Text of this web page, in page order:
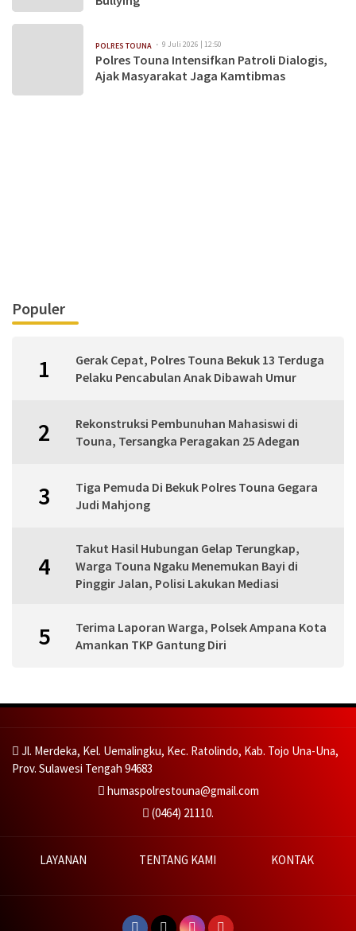
POLRES TOUNA 9 Juli 2026 | 12:50
Polres Touna Intensifkan Patroli Dialogis,
Ajak Masyarakat Jaga Kamtibmas
Populer
1
Gerak Cepat, Polres Touna Bekuk 13 Terduga
Pelaku Pencabulan Anak Dibawah Umur
2
Rekonstruksi Pembunuhan Mahasiswi di
Touna, Tersangka Peragakan 25 Adegan
3
Tiga Pemuda Di Bekuk Polres Touna Gegara
Judi Mahjong
4
Takut Hasil Hubungan Gelap Terungkap,
Warga Touna Ngaku Menemukan Bayi di
Pinggir Jalan, Polisi Lakukan Mediasi
5
Terima Laporan Warga, Polsek Ampana Kota
Amankan TKP Gantung Diri
Jl. Merdeka, Kel. Uemalingku, Kec. Ratolindo, Kab. Tojo Una-Una,
Prov. Sulawesi Tengah 94683
humaspolrestouna@gmail.com
(0464) 21110.
LAYANAN TENTANG KAMI KONTAK